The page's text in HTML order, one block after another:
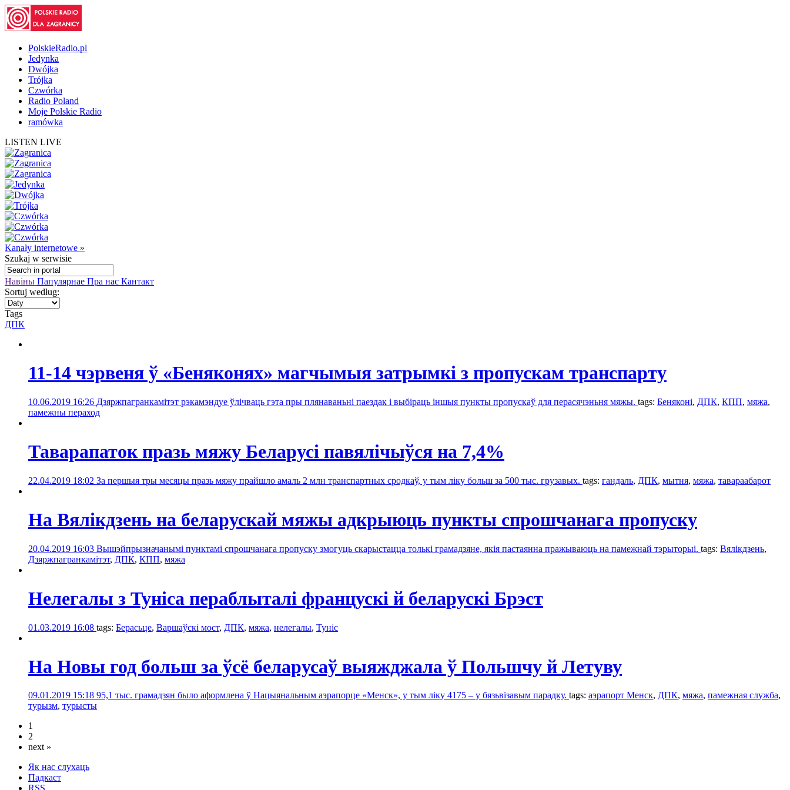
PolskieRadio.pl
Jedynka
Dwójka
Trójka
Czwórka
Radio Poland
Moje Polskie Radio
ramówka
LISTEN LIVE
Kanały internetowe »
Szukaj w serwisie
Навіны Папулярнае Пра нас Кантакт
Sortuj według:
Tags
ДПК
11-14 чэрвеня ў «Беняконях» магчымыя затрымкі з пропускам транспарту
10.06.2019 16:26 Дзяржпагранкамітэт рэкамэндуе ўлічваць гэта пры плянаваньні паездак і выбіраць іншыя пункты пропускаў для перасячэньня мяжы. tags: Беняконі, ДПК, КПП, мяжа,
памежны пераход
Таварапаток празь мяжу Беларусі павялічыўся на 7,4%
22.04.2019 18:02 За першыя тры месяцы празь мяжу прайшло амаль 2 млн транспартных сродкаў, у тым ліку больш за 500 тыс. грузавых. tags: гандаль, ДПК, мытня, мяжа, тавараабарот
На Вялікдзень на беларускай мяжы адкрыюць пункты спрошчанага пропуску
20.04.2019 16:03 Вышэйпрызначанымі пунктамі спрошчанага пропуску змогуць скарыстацца толькі грамадзяне, якія пастаянна пражываюць на памежнай тэрыторыі. tags: Вялікдзень,
Дзяржпагранкамітэт, ДПК, КПП, мяжа
Нелегалы з Туніса пераблыталі францускі й беларускі Брэст
01.03.2019 16:08 tags: Берасьце, Варшаўскі мост, ДПК, мяжа, нелегалы, Туніс
На Новы год больш за ўсё беларусаў выяжджала ў Польшчу й Летуву
09.01.2019 15:18 95,1 тыс. грамадзян было аформлена ў Нацыянальным аэрапорце «Менск», у тым ліку 4175 – у бязьвізавым парадку. tags: аэрапорт Менск, ДПК, мяжа, памежная служба,
турызм, турысты
1
2
next »
Як нас слухаць
Падкаст